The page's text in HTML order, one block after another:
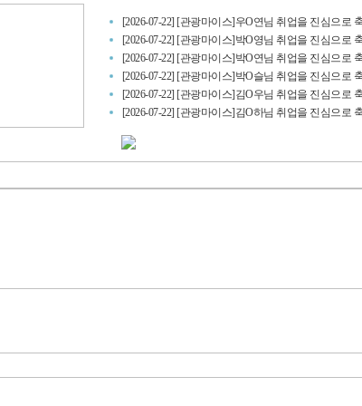
[2026-07-22] [관광마이스]우O연님 취업을 진심으로
[2026-07-22] [관광마이스]박O영님 취업을 진심으로
[2026-07-22] [관광마이스]박O연님 취업을 진심으로
[2026-07-22] [관광마이스]박O슬님 취업을 진심으로
[2026-07-22] [관광마이스]김O우님 취업을 진심으로
[2026-07-22] [관광마이스]김O하님 취업을 진심으로